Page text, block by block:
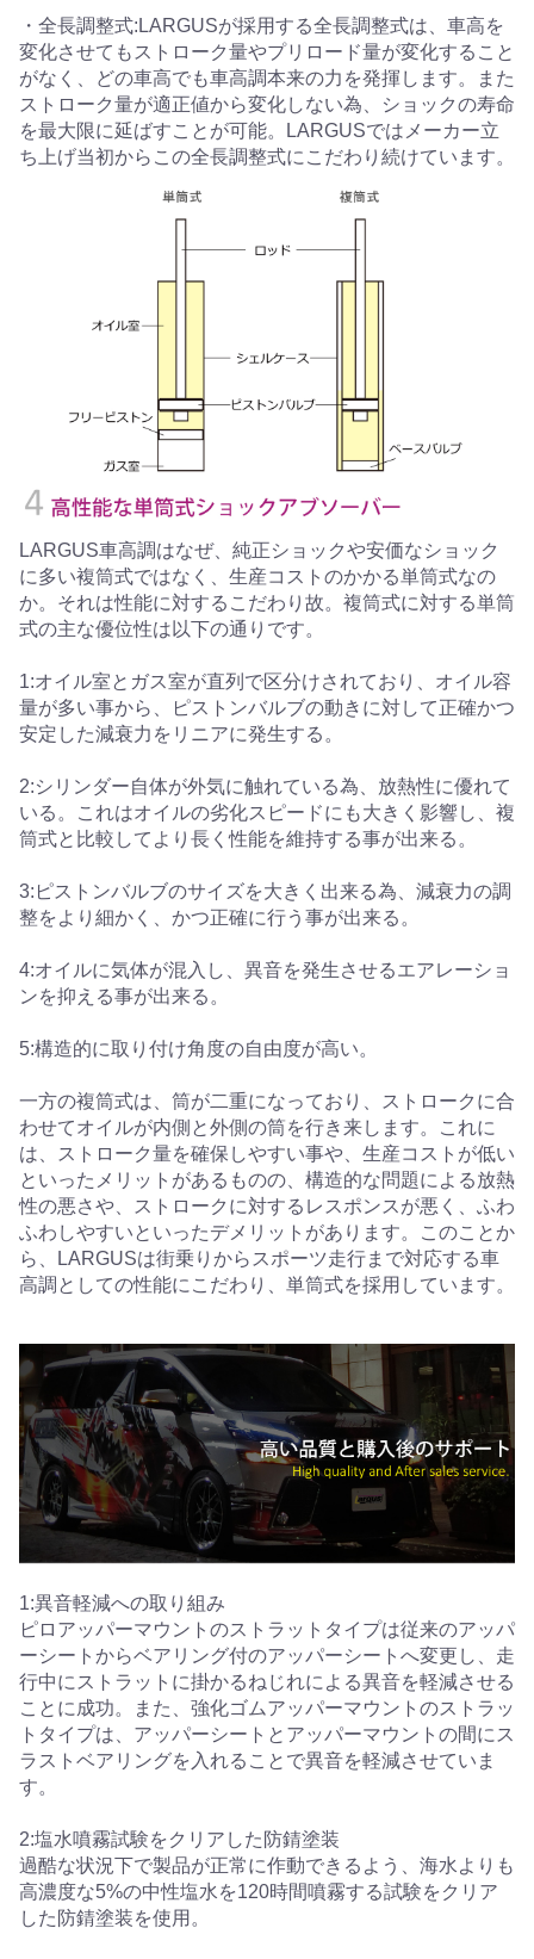
・全長調整式:LARGUSが採用する全長調整式は、車高を
変化させてもストローク量やプリロード量が変化すること
がなく、どの車高でも車高調本来の力を発揮します。また
ストローク量が適正値から変化しない為、ショックの寿命
を最大限に延ばすことが可能。LARGUSではメーカー立
ち上げ当初からこの全長調整式にこだわり続けています。
LARGUS車高調はなぜ、純正ショックや安価なショック
に多い複筒式ではなく、生産コストのかかる単筒式なの
か。それは性能に対するこだわり故。複筒式に対する単筒
式の主な優位性は以下の通りです。
1:オイル室とガス室が直列で区分けされており、オイル容
量が多い事から、ピストンバルブの動きに対して正確かつ
安定した減衰力をリニアに発生する。
2:シリンダー自体が外気に触れている為、放熱性に優れて
いる。これはオイルの劣化スピードにも大きく影響し、複
筒式と比較してより長く性能を維持する事が出来る。
3:ピストンバルブのサイズを大きく出来る為、減衰力の調
整をより細かく、かつ正確に行う事が出来る。
4:オイルに気体が混入し、異音を発生させるエアレーショ
ンを抑える事が出来る。
5:構造的に取り付け角度の自由度が高い。
一方の複筒式は、筒が二重になっており、ストロークに合
わせてオイルが内側と外側の筒を行き来します。これに
は、ストローク量を確保しやすい事や、生産コストが低い
といったメリットがあるものの、構造的な問題による放熱
性の悪さや、ストロークに対するレスポンスが悪く、ふわ
ふわしやすいといったデメリットがあります。このことか
ら、LARGUSは街乗りからスポーツ走行まで対応する車
高調としての性能にこだわり、単筒式を採用しています。
1:異音軽減への取り組み
ピロアッパーマウントのストラットタイプは従来のアッパ
ーシートからベアリング付のアッパーシートへ変更し、走
行中にストラットに掛かるねじれによる異音を軽減させる
ことに成功。また、強化ゴムアッパーマウントのストラッ
トタイプは、アッパーシートとアッパーマウントの間にス
ラストベアリングを入れることで異音を軽減させていま
す。
2:塩水噴霧試験をクリアした防錆塗装
過酷な状況下で製品が正常に作動できるよう、海水よりも
高濃度な5%の中性塩水を120時間噴霧する試験をクリア
した防錆塗装を使用。